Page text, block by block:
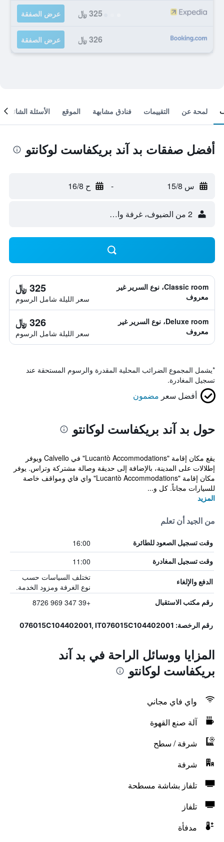
325 ﷼ عرض الصفقة
326 ﷼ عرض الصفقة
لمحة عن التقييمات فنادق مشابهة الموقع الأسئلة الشائعة
أفضل صفقات بد آند بريكفاست لوكانتو
س 15/8 - ح 16/8
2 من الضيوف، غرفة واحدة
Classic room، نوع السرير غير
معروف
325 ﷼
سعر الليلة شامل الرسوم
Deluxe room، نوع السرير غير
معروف
326 ﷼
سعر الليلة شامل الرسوم
*يشمل المجموع الضرائب المحلية المقدرة والرسوم المستحقة عند
تسجيل المغادرة.
أفضل سعر مضمون
حول بد آند بريكفاست لوكانتو
يقع مكان إقامة "Lucantò Accommodations" في Calvello ويوفر
إطلالات على المدينة، بالإضافة إلى حديقة وصالة مشتركة وتراس. يوفر
مكان إقامة "Lucantò Accommodations" واي فاي ومواقف خاصة
للسيارات مجاناً. كل و...
المزيد
من الجيد أن تعلم
وقت تسجيل الصعود للطائرة 16:00
وقت تسجيل المغادرة 11:00
الدفع والإلغاء
تختلف السياسات حسب
نوع الغرفة ومزود الخدمة.
رقم مكتب الاستقبال +39 347 969 8726
رقم الرخصة: 076015C104402001, IT076015C104402001
المزايا ووسائل الراحة في بد آند
بريكفاست لوكانتو
واي فاي مجاني
آلة صنع القهوة
شرفة / سطح
شرفة
تلفاز بشاشة مسطحة
تلفاز
مدفأة